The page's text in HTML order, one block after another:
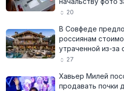
20
В Совфеде
россиянам
утраченной из-за
27
Хавьер Милей
продавать почки